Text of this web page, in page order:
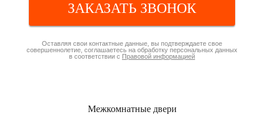
ЗАКАЗАТЬ ЗВОНОК
Оставляя свои контактные данные, вы подтверждаете свое
совершеннолетие, соглашаетесь на обработку персональных данных
в соответствии с Правовой информацией
Межкомнатные двери